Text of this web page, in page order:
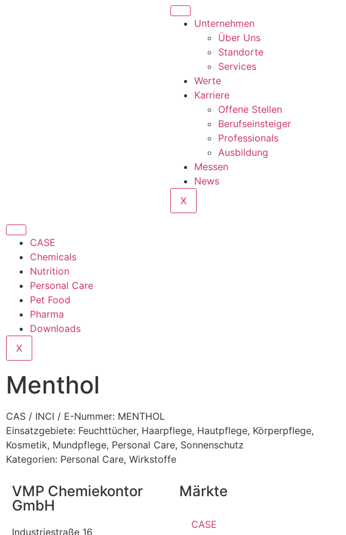
Unternehmen
Über Uns
Standorte
Services
Werte
Karriere
Offene Stellen
Berufseinsteiger
Professionals
Ausbildung
Messen
News
X
CASE
Chemicals
Nutrition
Personal Care
Pet Food
Pharma
Downloads
X
Menthol
CAS / INCI / E-Nummer: MENTHOL
Einsatzgebiete: Feuchttücher, Haarpflege, Hautpflege, Körperpflege,
Kosmetik, Mundpflege, Personal Care, Sonnenschutz
Kategorien: Personal Care, Wirkstoffe
VMP Chemiekontor
GmbH
Industriestraße 16
Märkte
CASE